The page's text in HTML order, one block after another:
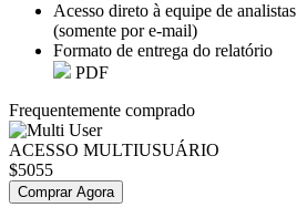
Acesso direto à equipe de analistas
(somente por e-mail)
Formato de entrega do relatório
PDF
Frequentemente comprado
ACESSO MULTIUSUÁRIO
$5055
Comprar Agora